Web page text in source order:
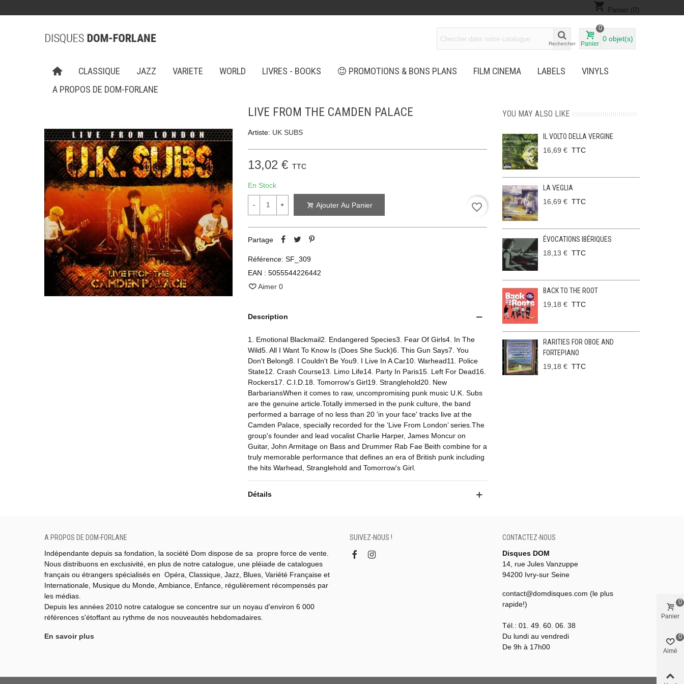
shopping_cart Panier (0)
Rechercher Panier
0
0 objet(s)
CLASSIQUE JAZZ VARIETE WORLD LIVRES - BOOKS PROMOTIONS & BONS PLANS FILM CINEMA LABELS
VINYLS
A PROPOS DE DOM-FORLANE
LIVE FROM THE CAMDEN PALACE
Artiste: UK SUBS
13,02 € TTC
En Stock
- + Ajouter Au Panier favorite_border
Partage
Référence: SF_309
EAN : 5055544226442
Aimer 0
Description
1. Emotional Blackmail2. Endangered Species3. Fear Of Girls4. In The
Wild5. All I Want To Know Is (Does She Suck)6. This Gun Says7. You
Don't Belong8. I Couldn't Be You9. I Live In A Car10. Warhead11. Police
State12. Crash Course13. Limo Life14. Party In Paris15. Left For Dead16.
Rockers17. C.I.D.18. Tomorrow's Girl19. Stranglehold20. New
BarbariansWhen it comes to raw, uncompromising punk music U.K. Subs
are the genuine article.Totally immersed in the punk culture, the band
performed a barrage of no less than 20 ‘in your face' tracks live at the
Camden Palace, specially recorded for the ‘Live From London’ series.The
group's founder and lead vocalist Charlie Harper, James Moncur on
Guitar, John Armitage on Bass and Drummer Rab Fae Beith combine for a
truly memorable performance that defines an era of British punk including
the hits Warhead, Stranglehold and Tomorrow's Girl.
Détails
YOU MAY ALSO LIKE
IL VOLTO DELLA VERGINE
16,69 € TTC
LA VEGLIA
16,69 € TTC
ÉVOCATIONS IBÉRIQUES
18,13 € TTC
BACK TO THE ROOT
19,18 € TTC
RARITIES FOR OBOE AND
FORTEPIANO
19,18 € TTC
A PROPOS DE DOM-FORLANE
Indépendante depuis sa fondation, la société Dom dispose de sa propre force de vente.
Nous distribuons en exclusivité, en plus de notre catalogue, une pléiade de catalogues
français ou étrangers spécialisés en Opéra, Classique, Jazz, Blues, Variété Française et
Internationale, Musique du Monde, Ambiance, Enfance, régulièrement récompensés par
les médias.
Depuis les années 2010 notre catalogue se concentre sur un noyau d'environ 6 000
références s'étoffant au rythme de nos nouveautés hebdomadaires.
En savoir plus
SUIVEZ-NOUS !
CONTACTEZ-NOUS
Disques DOM
14, rue Jules Vanzuppe
94200 Ivry-sur Seine
contact@domdisques.com (le plus
rapide!)
Tél.: 01. 49. 60. 06. 38
Du lundi au vendredi
De 9h à 17h00
Panier
0
Aimé
0